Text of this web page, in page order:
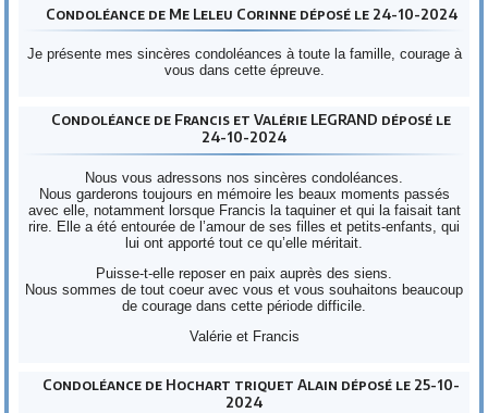
Condoléance de Me Leleu Corinne déposé le 24-10-2024
Je présente mes sincères condoléances à toute la famille, courage à
vous dans cette épreuve.
Condoléance de Francis et Valérie LEGRAND déposé le
24-10-2024
Nous vous adressons nos sincères condoléances.
Nous garderons toujours en mémoire les beaux moments passés
avec elle, notamment lorsque Francis la taquiner et qui la faisait tant
rire. Elle a été entourée de l’amour de ses filles et petits-enfants, qui
lui ont apporté tout ce qu’elle méritait.
Puisse-t-elle reposer en paix auprès des siens.
Nous sommes de tout coeur avec vous et vous souhaitons beaucoup
de courage dans cette période difficile.
Valérie et Francis
Condoléance de Hochart triquet Alain déposé le 25-10-
2024